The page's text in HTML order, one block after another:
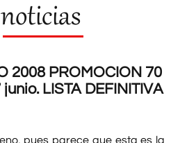
noticias
2008 PROMOCION 70
LISTA DEFINITIVA
pues parece que esta es la